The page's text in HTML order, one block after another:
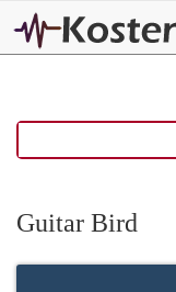
Guitar Bird